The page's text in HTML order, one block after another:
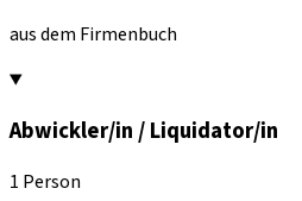
aus dem Firmenbuch
Abwickler/in / Liquidator/in
1 Person